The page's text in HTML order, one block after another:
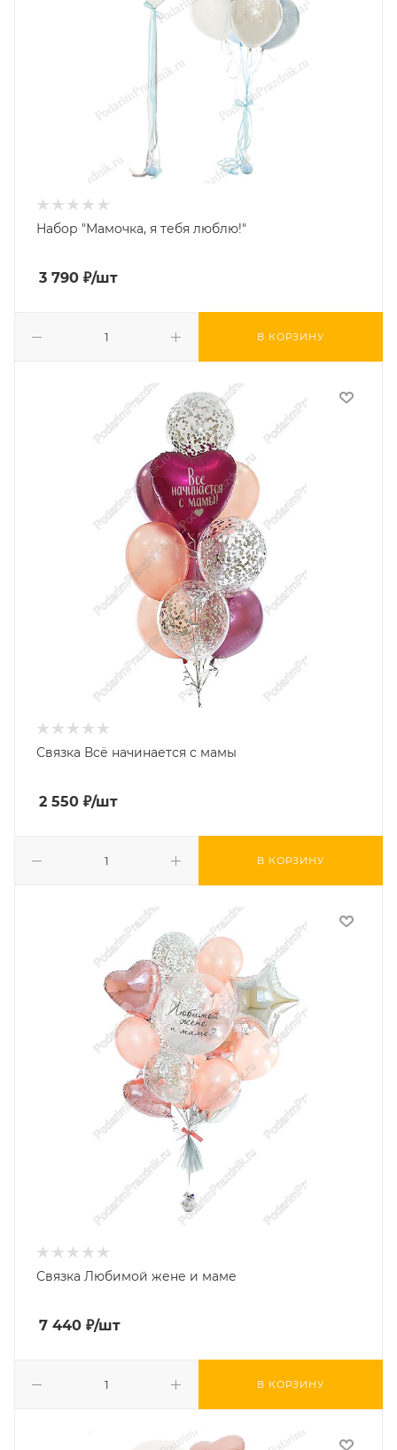
Набор "Мамочка, я тебя люблю!"
3 790 ₽/шт
В КОРЗИНУ
Связка Всё начинается с мамы
2 550 ₽/шт
В КОРЗИНУ
Связка Любимой жене и маме
7 440 ₽/шт
В КОРЗИНУ